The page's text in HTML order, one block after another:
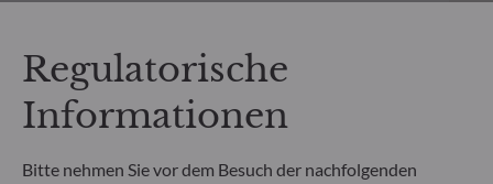
„Merkmale“ aufgeführten Prozentsatz des
Rücknahmepreises berücksichtigt. Kosten für die
Verwahrung von Fondsanteilen in Ihrem Depot
können die Wertentwicklung zusätzlich mindern.
Regulatorische
Informationen
Bitte nehmen Sie vor dem Besuch der nachfolgenden